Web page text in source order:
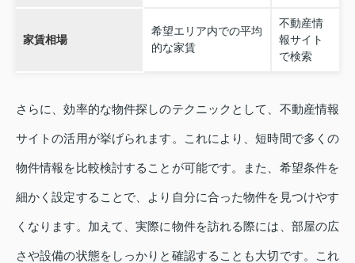
家賃相場
希望エリア内での平均
的な家賃
不動産情
報サイト
で検索
さらに、効率的な物件探しのテクニックとして、不動産情報
サイトの活用が挙げられます。これにより、短時間で多くの
物件情報を比較検討することが可能です。また、希望条件を
細かく設定することで、より自分に合った物件を見つけやす
くなります。加えて、実際に物件を訪れる際には、部屋の広
さや設備の状態をしっかりと確認することも大切です。これ